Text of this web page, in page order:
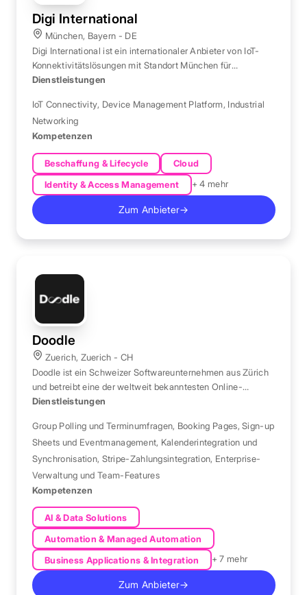
Digi International
München, Bayern - DE
Digi International ist ein internationaler Anbieter von IoT-
Konnektivitätslösungen mit Standort München für
Hardware, Software und Geräteverwaltung.
Dienstleistungen
IoT Connectivity, Device Management Platform, Industrial
Networking
Kompetenzen
Beschaffung & Lifecycle
Cloud
Identity & Access Management
+ 4 mehr
Zum Anbieter→
Doodle
Zuerich, Zuerich - CH
Doodle ist ein Schweizer Softwareunternehmen aus Zürich
und betreibt eine der weltweit bekanntesten Online-
Terminplanungsplattformen mit Kalenderintegrationen.
Dienstleistungen
Group Polling und Terminumfragen, Booking Pages,Sign-up
Sheets und Eventmanagement, Kalenderintegration und
Synchronisation, Stripe-Zahlungsintegration, Enterprise-
Verwaltung und Team-Features
Kompetenzen
AI & Data Solutions
Automation & Managed Automation
Business Applications & Integration
+ 7 mehr
Zum Anbieter→